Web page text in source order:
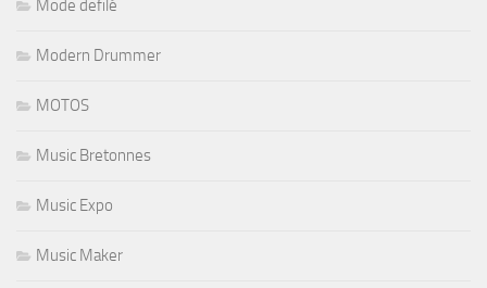
Mode defilé
Modern Drummer
MOTOS
Music Bretonnes
Music Expo
Music Maker